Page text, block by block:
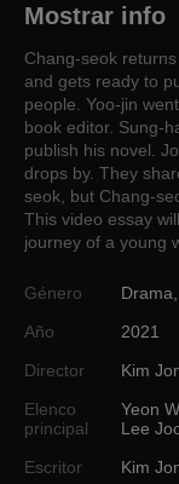
Mostrar info
Chang-seok
and gets ready to
people. Yoo-jin
book editor. Sung-
publish his novel.
drops by. They
seok, but Chang-
This video essay
journey of a young
Género Drama
Año
2021
Director
Kim
Elenco
principal
Yeon
Lee
Escritor
Kim